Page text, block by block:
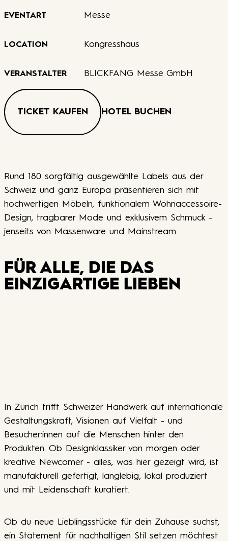
EVENTART Messe
LOCATION Kongresshaus
VERANSTALTER BLICKFANG Messe GmbH
TICKET KAUFEN HOTEL BUCHEN
Rund 180 sorgfältig ausgewählte Labels aus der
Schweiz und ganz Europa präsentieren sich mit
hochwertigen Möbeln, funktionalem Wohnaccessoire-
Design, tragbarer Mode und exklusivem Schmuck -
jenseits von Massenware und Mainstream.
FÜR ALLE, DIE DAS
EINZIGARTIGE LIEBEN
In Zürich trifft Schweizer Handwerk auf internationale
Gestaltungskraft, Visionen auf Vielfalt - und
Besucher:innen auf die Menschen hinter den
Produkten. Ob Designklassiker von morgen oder
kreative Newcomer - alles, was hier gezeigt wird, ist
manufakturell gefertigt, langlebig, lokal produziert
und mit Leidenschaft kuratiert.
Ob du neue Lieblingsstücke für dein Zuhause suchst,
ein Statement für nachhaltigen Stil setzen möchtest